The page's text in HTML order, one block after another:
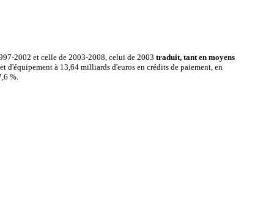
2002 et celle de 2003-2008, celui de 2003 traduit, tant en moyens
d'équipement à 13,64 milliards d'euros en crédits de paiement, en
%.